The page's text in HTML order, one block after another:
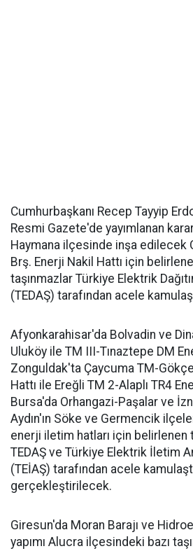
Cumhurbaşkanı Recep Tayyip
Resmi Gazete'de yayımlanan
Haymana ilçesinde inşa edilecek
Brş. Enerji Nakil Hattı için
taşınmazlar Türkiye Elektrik
(TEDAŞ) tarafından acele
Afyonkarahisar'da Bolvadin ve
Uluköy ile TM III-Tınaztepe DM
Zonguldak'ta Çaycuma TM-
Hattı ile Ereğli TM 2-Alaplı TR4
Bursa'da Orhangazi-Paşalar ve
Aydın'ın Söke ve Germencik
enerji iletim hatları için belirlenen
TEDAŞ ve Türkiye Elektrik İletim
(TEİAŞ) tarafından acele
gerçekleştirilecek.
Giresun'da Moran Barajı ve
yapımı Alucra ilçesindeki bazı